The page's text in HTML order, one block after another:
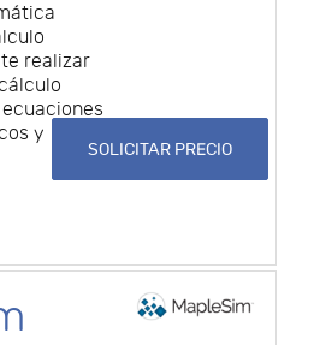
realizar
y
SOLICITAR PRECIO